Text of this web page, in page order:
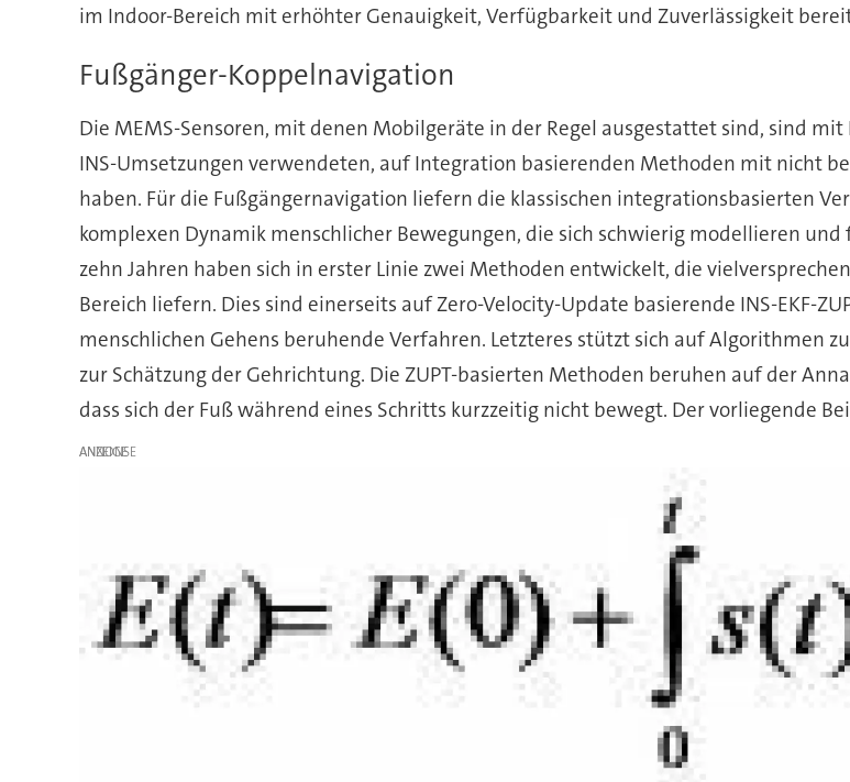
im Indoor-Bereich mit erhöhter Genauigkeit, Verfügbarkeit und Zuverlässigkeit
Fußgänger-Koppelnavigation
Die MEMS-Sensoren, mit denen Mobilgeräte in der Regel ausgestattet sind, sind
INS-Umsetzungen verwendeten, auf Integration basierenden Methoden mit nicht
haben. Für die Fußgängernavigation liefern die klassischen integrationsbasierten
komplexen Dynamik menschlicher Bewegungen, die sich schwierig modellieren
zehn Jahren haben sich in erster Linie zwei Methoden entwickelt, die
Bereich liefern. Dies sind einerseits auf Zero-Velocity-Update basierende INS-EKF-
menschlichen Gehens beruhende Verfahren. Letzteres stützt sich auf Algorithmen
zur Schätzung der Gehrichtung. Die ZUPT-basierten Methoden beruhen auf der
dass sich der Fuß während eines Schritts kurzzeitig nicht bewegt. Der vorliegende
ANZEIGE